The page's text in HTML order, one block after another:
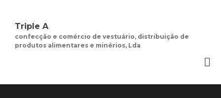
Triple A
confecção e comércio de vestuário, distribuição de
produtos alimentares e minérios, Lda